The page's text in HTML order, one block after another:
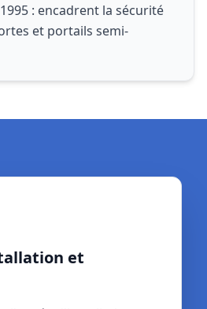
: encadrent la sécurité
et portails semi-
et
et